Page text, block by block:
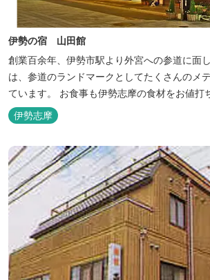
伊勢の宿 山田館
創業百余年、伊勢市駅より外宮への参道に面
は、参道のランドマークとしてたくさんのメ
ています。 お食事も伊勢志摩の食材をお値打
評いただいています。
伊勢志摩